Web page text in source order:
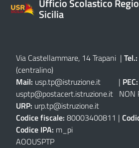
Ufficio Scolastico
Sicilia
Via Castellammare, 14 Trapani | Tel.:
(centralino)
Mail: usp.tp@istruzione.it | PEC:
usptp@postacert.istruzione.it
URP: urp.tp@istruzione.it
Codice fiscale: 80003400811 |
Codice IPA: m_pi
AOOUSPTP